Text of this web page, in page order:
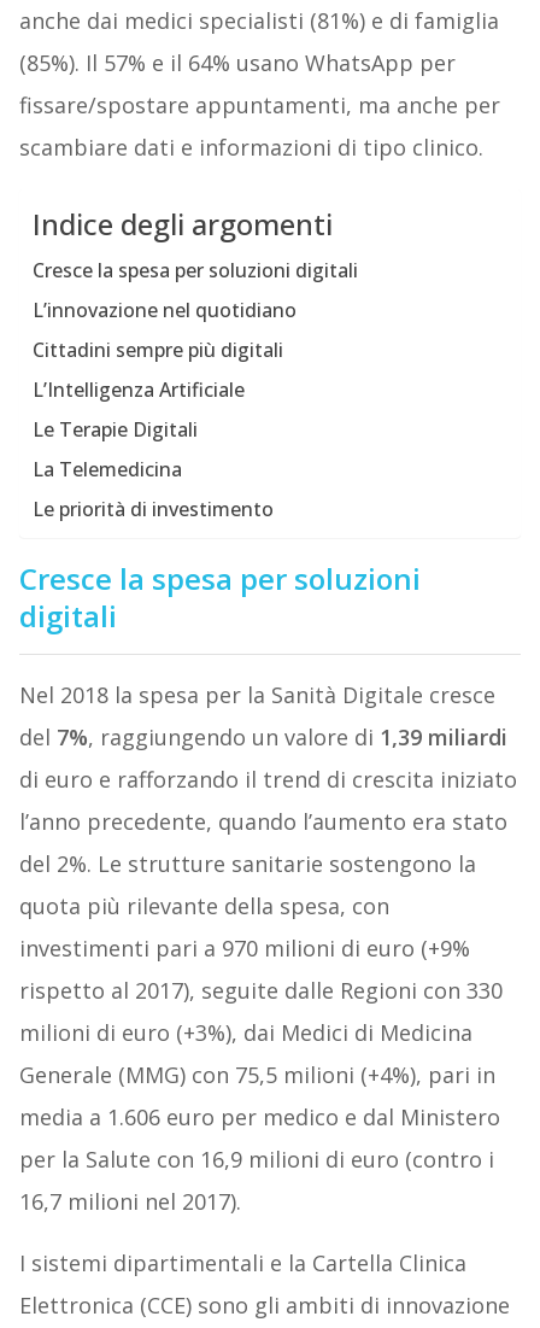
anche dai medici specialisti (81%) e di famiglia
(85%). Il 57% e il 64% usano WhatsApp per
fissare/spostare appuntamenti, ma anche per
scambiare dati e informazioni di tipo clinico.
Indice degli argomenti
Cresce la spesa per soluzioni digitali
L’innovazione nel quotidiano
Cittadini sempre più digitali
L’Intelligenza Artificiale
Le Terapie Digitali
La Telemedicina
Le priorità di investimento
Cresce la spesa per soluzioni
digitali
Nel 2018 la spesa per la Sanità Digitale cresce
del 7%, raggiungendo un valore di 1,39 miliardi
di euro e rafforzando il trend di crescita iniziato
l’anno precedente, quando l’aumento era stato
del 2%. Le strutture sanitarie sostengono la
quota più rilevante della spesa, con
investimenti pari a 970 milioni di euro (+9%
rispetto al 2017), seguite dalle Regioni con 330
milioni di euro (+3%), dai Medici di Medicina
Generale (MMG) con 75,5 milioni (+4%), pari in
media a 1.606 euro per medico e dal Ministero
per la Salute con 16,9 milioni di euro (contro i
16,7 milioni nel 2017).
I sistemi dipartimentali e la Cartella Clinica
Elettronica (CCE) sono gli ambiti di innovazione